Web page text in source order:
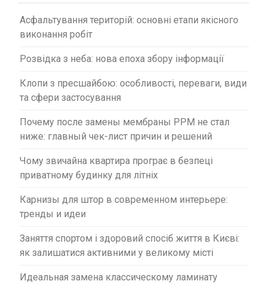
Асфальтування територій: основні етапи якісного
виконання робіт
Розвідка з неба: нова епоха збору інформації
Клопи з пресшайбою: особливості, переваги, види
та сфери застосування
Почему после замены мембраны PPM не стал
ниже: главный чек-лист причин и решений
Чому звичайна квартира програє в безпеці
приватному будинку для літніх
Карнизы для штор в современном интерьере:
тренды и идеи
Заняття спортом і здоровий спосіб життя в Києві:
як залишатися активними у великому місті
Идеальная замена классическому ламинату